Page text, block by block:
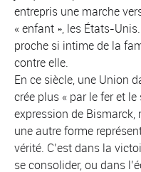
entrepris une marche
« enfant », les États-
proche si intime de la
contre elle.
En ce siècle, une Union
crée plus « par le fer et
expression de Bismarck,
une autre forme
vérité. C’est dans la
se consolider, ou dans